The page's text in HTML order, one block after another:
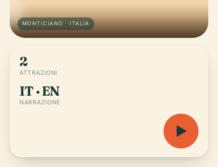
MONTICIANO · ITALIA
2
ATTRAZIONI
IT · EN
NARRAZIONE